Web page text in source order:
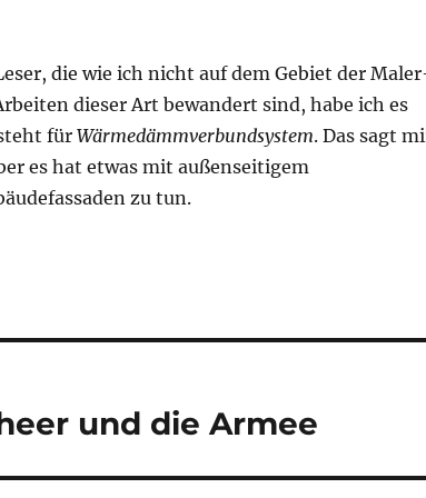
die wie ich nicht auf dem Gebiet der
dieser Art bewandert sind, habe ich es
für Wärmedämmverbundsystem. Das sagt
es hat etwas mit außenseitigem
zu tun.
und die Armee